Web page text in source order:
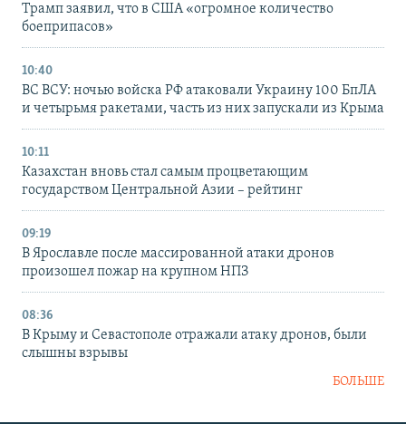
Трамп заявил, что в США «огромное количество
боеприпасов»
10:40
ВС ВСУ: ночью войска РФ атаковали Украину 100 БпЛА
и четырьмя ракетами, часть из них запускали из Крыма
10:11
Казахстан вновь стал самым процветающим
государством Центральной Азии – рейтинг
09:19
В Ярославле после массированной атаки дронов
произошел пожар на крупном НПЗ
08:36
В Крыму и Севастополе отражали атаку дронов, были
слышны взрывы
БОЛЬШЕ